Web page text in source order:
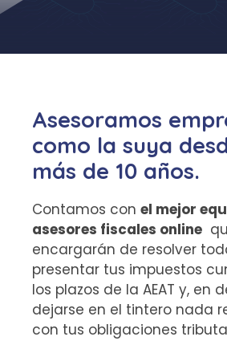
Asesoramos
como la suya
más de 10 años.
Contamos con el mejor
asesores fiscales online
encargarán de resolver
presentar tus impuestos
los plazos de la AEAT y, en
dejarse en el tintero nada
con tus obligaciones